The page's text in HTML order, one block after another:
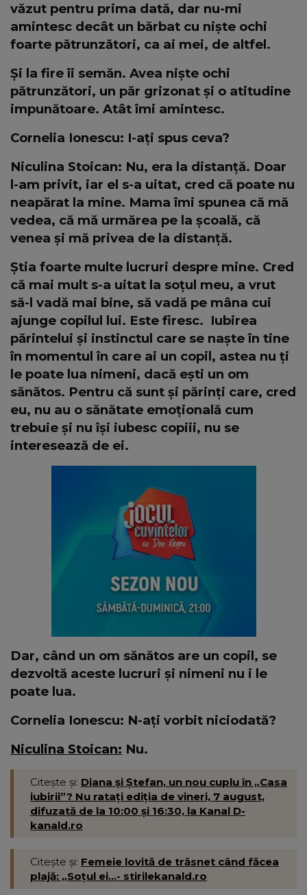
văzut pentru prima dată, dar nu-mi
amintesc decât un bărbat cu niște ochi
foarte pătrunzători, ca ai mei, de altfel.
Și la fire îi semăn. Avea niște ochi
pătrunzători, un păr grizonat și o atitudine
impunătoare. Atât îmi amintesc.
Cornelia Ionescu: I-ați spus ceva?
Niculina Stoican: Nu, era la distanță. Doar
l-am privit, iar el s-a uitat, cred că poate nu
neapărat la mine. Mama îmi spunea că mă
vedea, că mă urmărea pe la școală, că
venea și mă privea de la distanță.
Știa foarte multe lucruri despre mine. Cred
că mai mult s-a uitat la soțul meu, a vrut
să-l vadă mai bine, să vadă pe mâna cui
ajunge copilul lui. Este firesc. Iubirea
părintelui și instinctul care se naște în tine
în momentul în care ai un copil, astea nu ți
le poate lua nimeni, dacă ești un om
sănătos. Pentru că sunt și părinți care, cred
eu, nu au o sănătate emoțională cum
trebuie și nu își iubesc copiii, nu se
interesează de ei.
Dar, când un om sănătos are un copil, se
dezvoltă aceste lucruri și nimeni nu i le
poate lua.
Cornelia Ionescu: N-ați vorbit niciodată?
Niculina Stoican: Nu.
Citește și: Diana și Ștefan, un nou cuplu în „Casa
iubirii”? Nu ratați ediția de vineri, 7 august,
difuzată de la 10:00 și 16:30, la Kanal D-
kanald.ro
Citește și: Femeie lovită de trăsnet când făcea
plajă: „Soțul ei...- stirilekanald.ro